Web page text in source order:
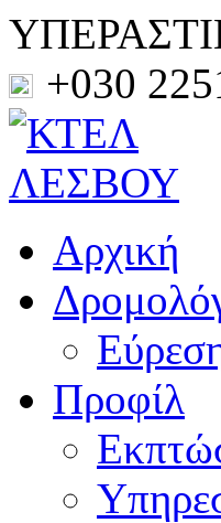
+030
Αρχική
Προφίλ